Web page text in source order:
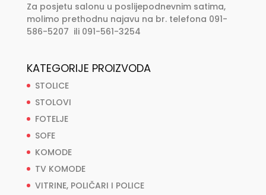
Za posjetu salonu u poslijepodnevnim satima,
molimo prethodnu najavu na br. telefona 091-
586-5207 ili 091-561-3254
KATEGORIJE PROIZVODA
STOLICE
STOLOVI
FOTELJE
SOFE
KOMODE
TV KOMODE
VITRINE, POLIČARI I POLICE